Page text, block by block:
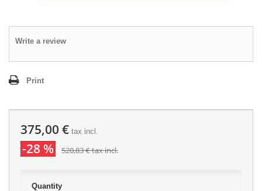
Write a review
Print
375,00 € tax incl.
-28 % 520,83 €tax incl.
Quantity